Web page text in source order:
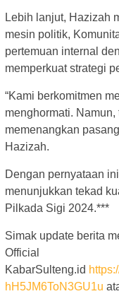
Lebih lanjut, Hazizah
mesin politik,
pertemuan internal
memperkuat strategi
“Kami berkomitmen
menghormati.
memenangkan
Hazizah.
Dengan pernyataan
menunjukkan tekad
Pilkada Sigi 2024.***
Simak update berita
Official
KabarSulteng.id
hH5JM6ToN3GU1u